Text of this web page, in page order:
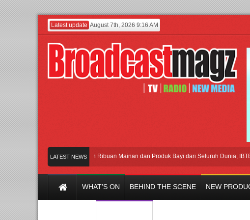
Latest update August 7th, 2026 9:16 AM
LATEST NEWS
Jakarta dengan Ribuan Mainan dan Produk Bayi dari Seluruh Dunia, IBTE 2026
WHAT’S ON BEHIND THE SCENE NEW